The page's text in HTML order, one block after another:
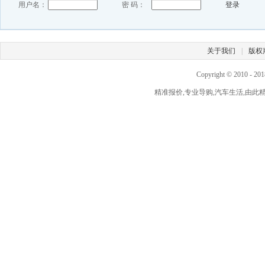
用户名： 密 码： 登录
关于我们 版权
Copyright © 2010 -
精准报价,专业导购,汽车生活,由此